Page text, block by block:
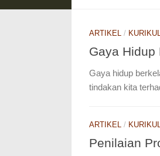
ARTIKEL /
Gaya Hidup
Gaya hidup
tindakan kita
ARTIKEL /
Penilaian